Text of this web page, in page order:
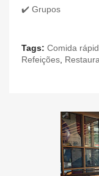
✔️ Grupos
Tags: Comida
Refeições